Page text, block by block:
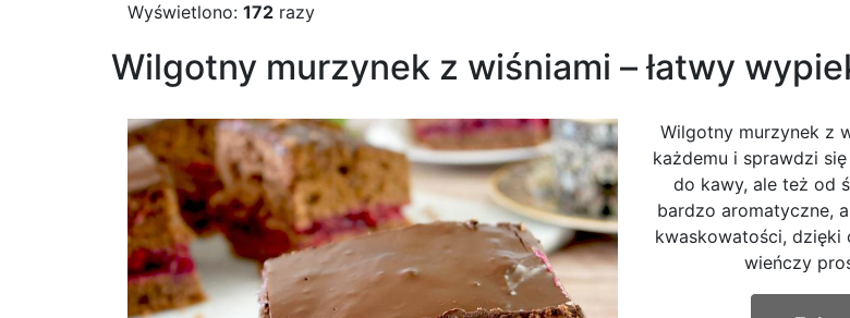
Wyświetlono: 172 razy
Wilgotny murzynek z wiśniami – łatwy
Wilgotny murzynek z
każdemu i sprawdzi
do kawy, ale też od
bardzo aromatyczne,
kwaskowatości, dzięki
wieńczy